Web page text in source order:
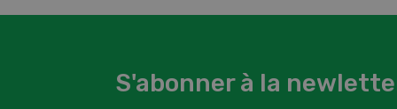
S'abonner à la